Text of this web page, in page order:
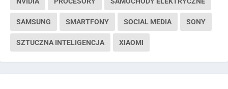
SAMSUNG SMARTFONY SOCIAL MEDIA SONY
SZTUCZNA INTELIGENCJA XIAOMI